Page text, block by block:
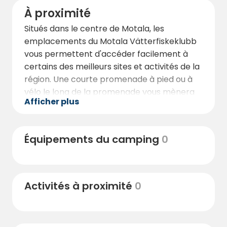
À proximité
Situés dans le centre de Motala, les
emplacements du Motala Vätterfiskeklubb
vous permettent d'accéder facilement à
certains des meilleurs sites et activités de la
région. Une courte promenade à pied ou à
vélo le long de la promenade vous mènera
au centre-ville, où vous trouverez des cafés,
votre porte.
des voies navigables les plus emblématiques
Afficher plus
Équipements du camping 0
Activités à proximité 0